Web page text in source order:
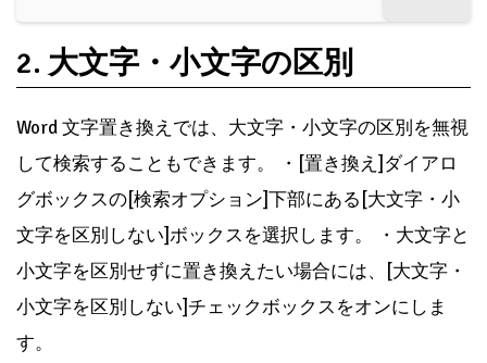
2. 大文字・小文字の区別
Word 文字置き換えでは、大文字・小文字の区別を無視
して検索することもできます。 ・[置き換え]ダイアロ
グボックスの[検索オプション]下部にある[大文字・小
文字を区別しない]ボックスを選択します。 ・大文字と
小文字を区別せずに置き換えたい場合には、[大文字・
小文字を区別しない]チェックボックスをオンにしま
す。